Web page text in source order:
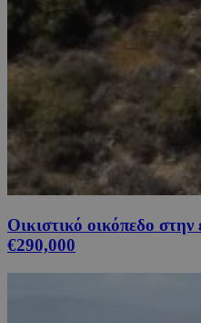
Οικιστικό οικόπεδο
€290,000